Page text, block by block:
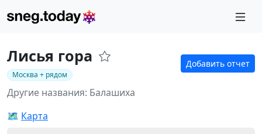
Лисья гора
Москва + рядом
Добавить отчет
Другие названия: Балашиха
🗺️ Карта